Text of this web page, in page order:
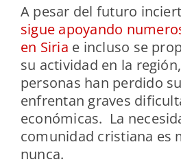
A pesar del futuro
sigue apoyando
en Siria e incluso se
su actividad en la
personas han perdido
enfrentan graves
económicas. La
comunidad cristiana es
nunca.